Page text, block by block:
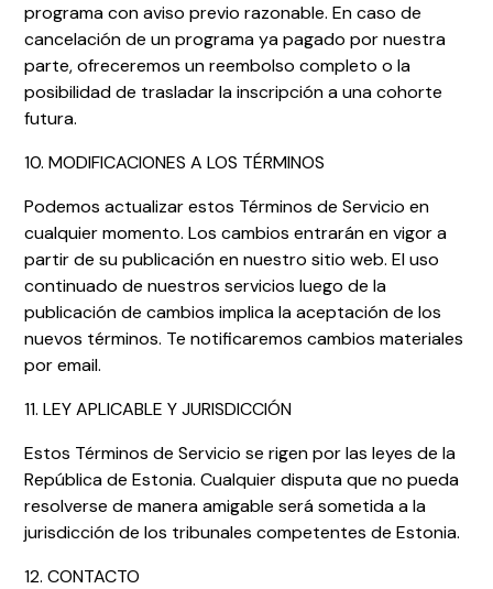
programa con aviso previo razonable. En caso de
cancelación de un programa ya pagado por nuestra
parte, ofreceremos un reembolso completo o la
posibilidad de trasladar la inscripción a una cohorte
futura.
10. MODIFICACIONES A LOS TÉRMINOS
Podemos actualizar estos Términos de Servicio en
cualquier momento. Los cambios entrarán en vigor a
partir de su publicación en nuestro sitio web. El uso
continuado de nuestros servicios luego de la
publicación de cambios implica la aceptación de los
nuevos términos. Te notificaremos cambios materiales
por email.
11. LEY APLICABLE Y JURISDICCIÓN
Estos Términos de Servicio se rigen por las leyes de la
República de Estonia. Cualquier disputa que no pueda
resolverse de manera amigable será sometida a la
jurisdicción de los tribunales competentes de Estonia.
12. CONTACTO